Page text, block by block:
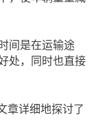
间是在运输途
处，同时也直接
章详细地探讨了